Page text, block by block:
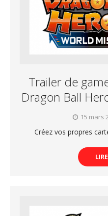
Trailer de
Dragon Ball
15 mars
Créez vos propres